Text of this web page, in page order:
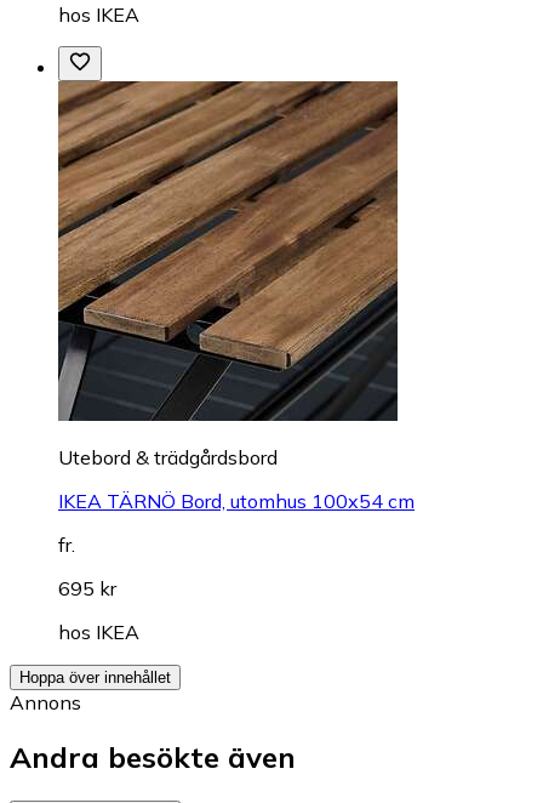
hos IKEA
Utebord & trädgårdsbord
IKEA TÄRNÖ Bord, utomhus 100x54 cm
fr.
695 kr
hos IKEA
Hoppa över innehållet
Annons
Andra besökte även